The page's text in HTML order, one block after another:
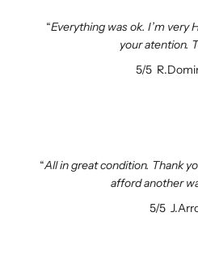
Everything was ok. I’m very
your atention.
5/5
All in great condition. Thank
afford another
5/5